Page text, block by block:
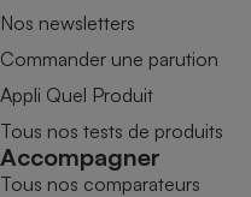
Nos newsletters
Commander une parution
Appli Quel Produit
Tous nos tests de produits
Accompagner
Tous nos comparateurs